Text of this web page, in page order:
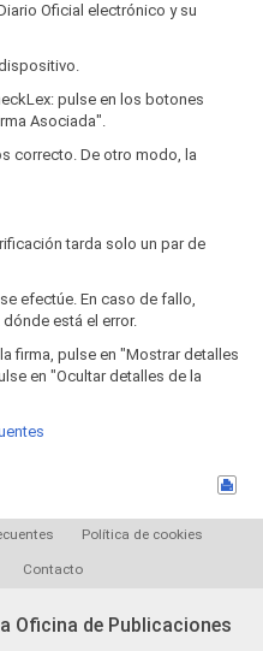
Oficial electrónico y su
pulse en los botones
Asociada".
correcto. De otro modo, la
tarda solo un par de
efectúe. En caso de fallo,
está el error.
firma, pulse en "Mostrar detalles
en "Ocultar detalles de la
Política de cookies
Contacto
Oficina de Publicaciones